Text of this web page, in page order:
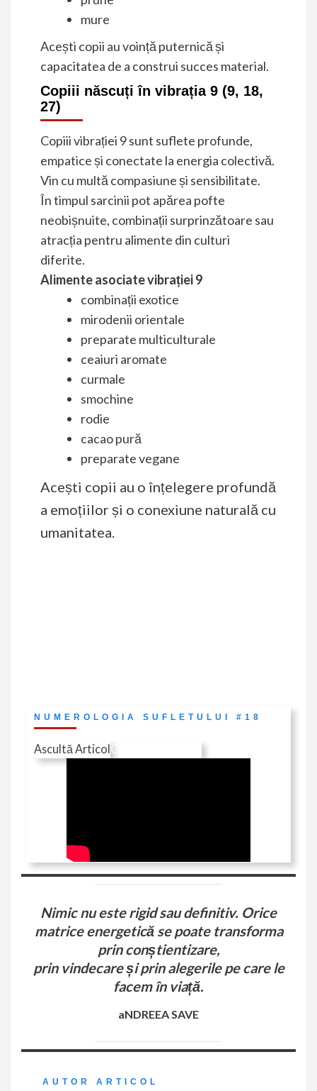
mure
Acești copii au voință puternică și
capacitatea de a construi succes material.
Copiii născuți în vibrația 9 (9, 18,
27)
Copiii vibrației 9 sunt suflete profunde,
empatice și conectate la energia colectivă.
Vin cu multă compasiune și sensibilitate.
În timpul sarcinii pot apărea pofte
neobișnuite, combinații surprinzătoare sau
atracția pentru alimente din culturi
diferite.
Alimente asociate vibrației 9
combinații exotice
mirodenii orientale
preparate multiculturale
ceaiuri aromate
curmale
smochine
rodie
cacao pură
preparate vegane
Acești copii au o înțelegere profundă
a emoțiilor și o conexiune naturală cu
umanitatea.
NUMEROLOGIA SUFLETULUI #18
Ascultă Articol Citește în Revistă
Nimic nu este rigid sau definitiv. Orice
matrice energetică se poate transforma
prin conștientizare,
prin vindecare și prin alegerile pe care le
facem în viață.
aNDREEA SAVE
AUTOR ARTICOL